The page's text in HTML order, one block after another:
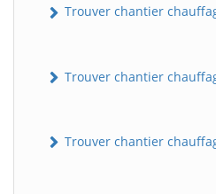
Trouver chantier
Trouver chantier
Trouver chantier